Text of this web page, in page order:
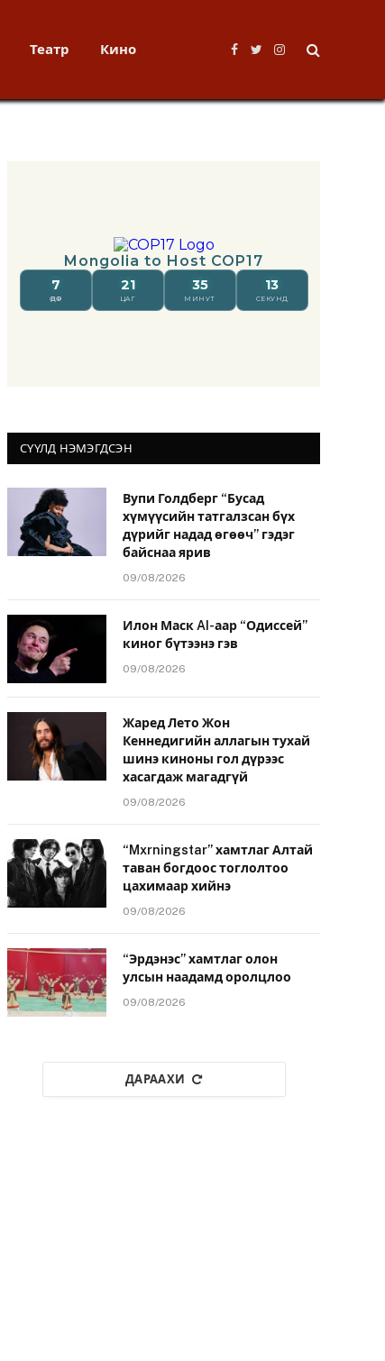
Театр Кино
Facebook
TwitterInstagram
СҮҮЛД НЭМЭГДСЭН
Вупи Голдберг “Бусад
хүмүүсийн татгалзсан бүх
дүрийг надад өгөөч” гэдэг
байснаа ярив
09/08/2026
Илон Маск AI-аар “Одиссей”
киног бүтээнэ гэв
09/08/2026
Жаред Лето Жон
Кеннедигийн аллагын тухай
шинэ киноны гол дүрээс
хасагдаж магадгүй
09/08/2026
“Mxrningstar” хамтлаг Алтай
таван богдоос тоглолтоо
цахимаар хийнэ
09/08/2026
“Эрдэнэс” хамтлаг олон
улсын наадамд оролцлоо
09/08/2026
ДАРААХИ